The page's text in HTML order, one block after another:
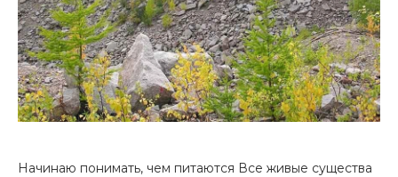
Начинаю понимать, чем питаются Все живые существа